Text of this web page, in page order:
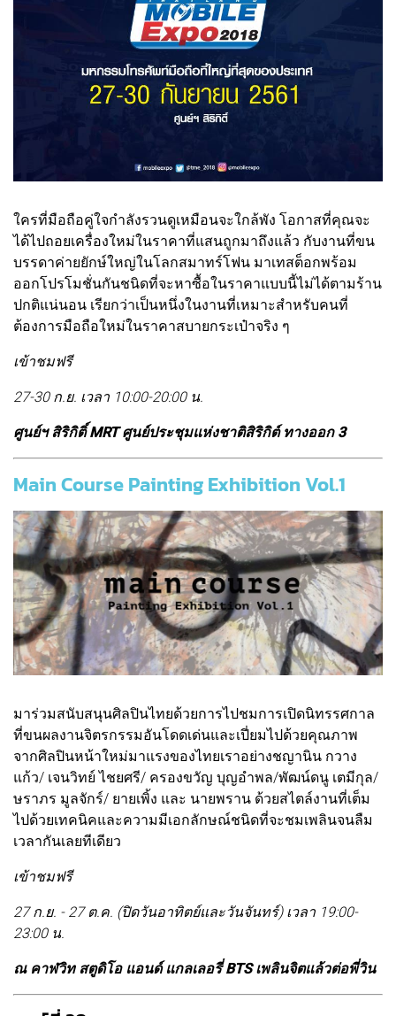
ใครที่มือถือคู่ใจกําลังรวนดูเหมือนจะใกล้พัง โอกาสที่คุณจะ
ได้ไปถอยเครื่องใหม่ในราคาที่แสนถูกมาถึงแล้ว กับงานที่ขน
บรรดาค่ายยักษ์ใหญ่ในโลกสมาทร์โฟน มาเทสต็อกพร้อม
ออกโปรโมชั่นกันชนิดที่จะหาซื้อในราคาแบบนี้ไม่ได้ตามร้าน
ปกติแน่นอน เรียกว่าเป็นหนึ่งในงานที่เหมาะสําหรับคนที่
ต้องการมือถือใหม่ในราคาสบายกระเป๋าจริง ๆ
เข้าชมฟรี
27-30 ก.ย. เวลา 10:00-20:00 น.
ศูนย์ฯ สิริกิติ์ MRT ศูนย์ประชุมแห่งชาติสิริกิต์ ทางออก 3
Main Course Painting Exhibition Vol.1
มาร่วมสนับสนุนศิลปินไทยด้วยการไปชมการเปิดนิทรรศกาล
ที่ขนผลงานจิตรกรรมอันโดดเด่นและเปี่ยมไปด้วยคุณภาพ
จากศิลปินหน้าใหม่มาแรงของไทยเราอย่างชญานิน กวาง
แก้ว/ เจนวิทย์ ไชยศรี/ ครองขวัญ บุญอำพล/พัฒน์ดนู เตมีกุล/
ษราภร มูลจักร์/ ยายเพิ้ง และ นายพราน ด้วยสไตล์งานที่เต็ม
ไปด้วยเทคนิคและความมีเอกลักษณ์ชนิดที่จะชมเพลินจนลืม
เวลากันเลยทีเดียว
เข้าชมฟรี
27 ก.ย. - 27 ต.ค. (ปิดวันอาทิตย์และวันจันทร์) เวลา 19:00-
23:00 น.
ณ คาฬวิท สตูดิโอ แอนด์ แกลเลอรี่ BTS เพลินจิตแล้วต่อพี่วิน